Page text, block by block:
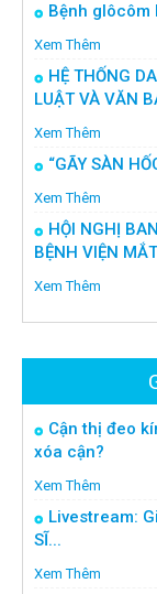
Bệnh glôcôm
Xem Thêm
HỆ THỐNG
LUẬT VÀ VĂN
Xem Thêm
“GÃY SÀN
Xem Thêm
HỘI NGHỊ
BỆNH VIỆN
Xem Thêm
Cận thị đeo
xóa cận?
Xem Thêm
Livestream:
SĨ...
Xem Thêm